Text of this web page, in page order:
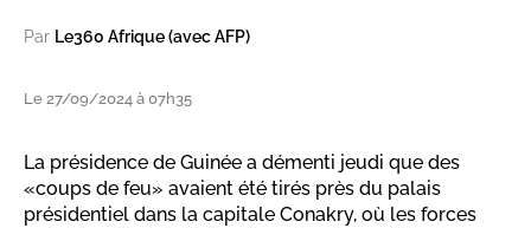
Par Le360 Afrique (avec AFP)
Le 27/09/2024 à 07h35
La présidence de Guinée a démenti jeudi que des
«coups de feu» avaient été tirés près du palais
présidentiel dans la capitale Conakry, où les forces